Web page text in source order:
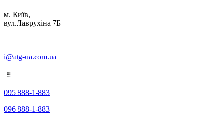
м. Київ,
вул.Лаврухіна 7Б
i@atg-ua.com.ua
095 888-1-883
096 888-1-883